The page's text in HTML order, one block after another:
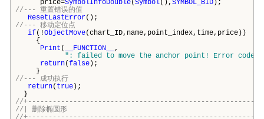
price=SymbolInfoDouble(Symbol(), SYMBOL_BID);
//--- 重置错误的值
ResetLastError();
//--- 移动定位点
if(!ObjectMove(chart_ID,name,point_index,time,price))
{
Print ( __FUNCTION__ ,
": failed to move the anchor point! Error code
return(false);
}
//--- 成功执行
return( true);
}
//
//| 删除椭圆
//